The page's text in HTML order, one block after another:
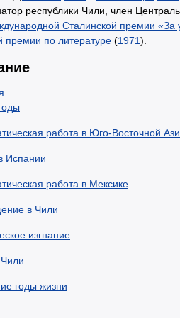
республики Чили, член
Сталинской премии
премии по литературе (1971).
работа в Юго-Восточной
Испании
работа в Мексике
в Чили
изгнание
годы жизни